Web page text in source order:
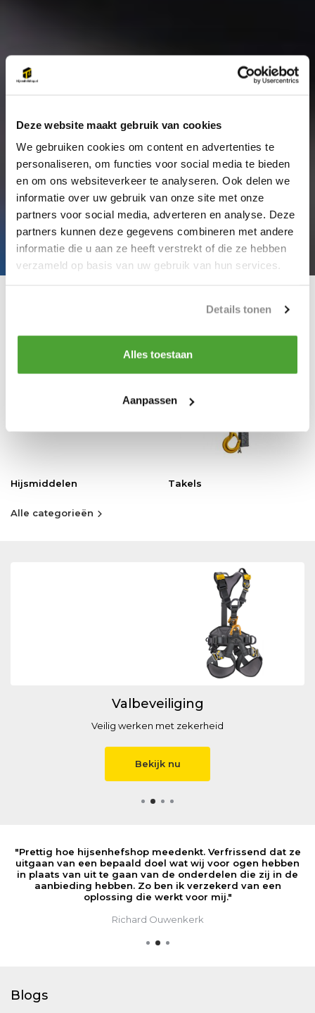
Deze website maakt gebruik van cookies
We gebruiken cookies om content en advertenties te
personaliseren, om functies voor social media te bieden
en om ons websiteverkeer te analyseren. Ook delen we
informatie over uw gebruik van onze site met onze
partners voor social media, adverteren en analyse. Deze
partners kunnen deze gegevens combineren met andere
informatie die u aan ze heeft verstrekt of die ze hebben
verzameld op basis van uw gebruik van hun services.
Details tonen
Alles toestaan
Aanpassen
Hijsmiddelen Takels
Alle categorieën
Takels
Elektrisch én handbediend
Bekijk nu
"Prettig hoe hijsenhefshop meedenkt. Verfrissend dat ze
uitgaan van een bepaald doel wat wij voor ogen hebben
in plaats van uit te gaan van de onderdelen die zij in de
aanbieding hebben. Zo ben ik verzekerd van een
oplossing die werkt voor mij."
Richard Ouwenkerk
Blogs